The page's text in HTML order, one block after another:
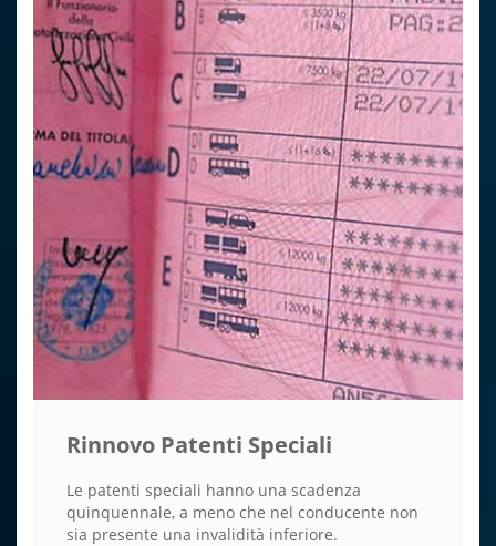
Rinnovo Patenti Speciali
Le patenti speciali hanno una scadenza
quinquennale, a meno che nel conducente non
sia presente una invalidità inferiore.